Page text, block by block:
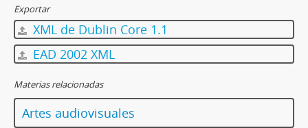
Exportar
XML de Dublin Core 1.1
EAD 2002 XML
Materias relacionadas
Artes audiovisuales